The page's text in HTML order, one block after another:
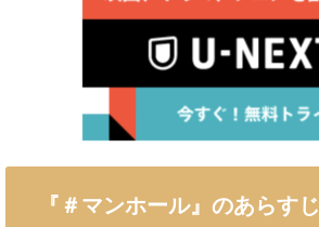
『＃マンホール』のあらすじ